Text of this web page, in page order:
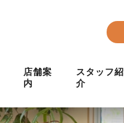
店舗案
内
スタッフ紹
介